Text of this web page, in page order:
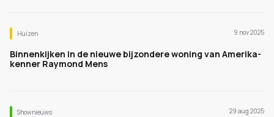
Huizen 9 nov 2025
Binnenkijken in de nieuwe bijzondere woning van Amerika-
kenner Raymond Mens
Shownieuws 29 aug 2025